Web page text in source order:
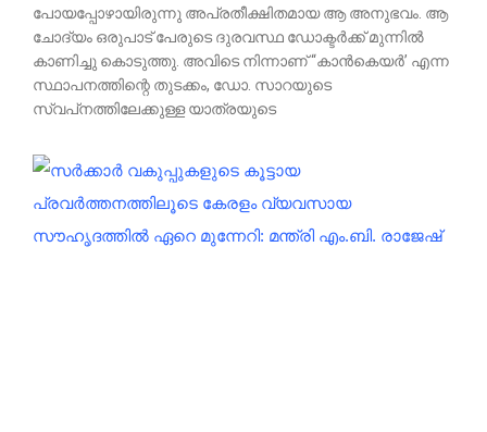
പോയപ്പോഴായിരുന്നു അപ്രതീക്ഷിതമായ ആ അനുഭവം. ആ
ചോദ്യം ഒരുപാട് പേരുടെ ദുരവസ്ഥ ഡോക്ടർക്ക്‌ മുന്നിൽ
കാണിച്ചു കൊടുത്തു. അവിടെ നിന്നാണ്‌ “കാൻകെയർ’ എന്ന
സ്ഥാപനത്തിന്റെ തുടക്കം, ഡോ. സാറയുടെ
സ്വപ്‌നത്തിലേക്കുള്ള യാത്രയുടെ